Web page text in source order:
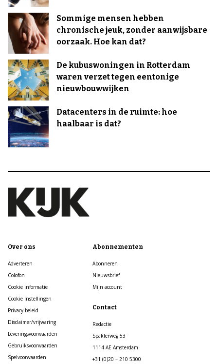
Sommige mensen hebben
chronische jeuk, zonder aanwijsbare
oorzaak. Hoe kan dat?
De kubuswoningen in Rotterdam
waren verzet tegen eentonige
nieuwbouwwijken
Datacenters in de ruimte: hoe
haalbaar is dat?
Over ons
Adverteren
Colofon
Cookie informatie
Cookie Instellingen
Privacy beleid
Disclaimer/vrijwaring
Leveringsvoorwaarden
Gebruiksvoorwaarden
Spelvoorwaarden
Abonnementen
Abonneren
Nieuwsbrief
Mijn account
Contact
Redactie
Spaklerweg 53
1114 AE Amsterdam
+31 (0)20 – 210 5300